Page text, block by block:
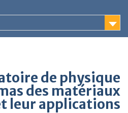
de physique
des matériaux
leur applications